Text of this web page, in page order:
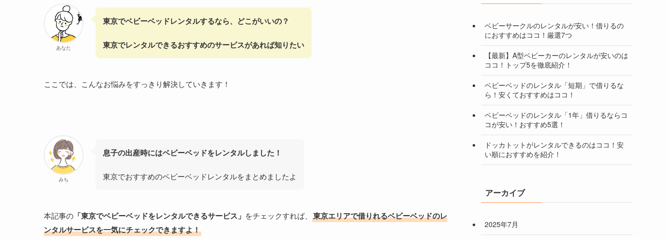
あなた
東京でベビーベッドレンタルするなら、どこがいいの？
東京でレンタルできるおすすめのサービスがあれば知りたい
ここでは、こんなお悩みをすっきり解決していきます！
みち
息子の出産時にはベビーベッドをレンタルしました！
東京でおすすめのベビーベッドレンタルをまとめましたよ
本記事の 「東京でベビーベッドをレンタルできるサービス」 をチェックすれば、 東京エリアで借りれるベビーベッドのレ
ンタルサービスを一気にチェックできますよ！
ベビーサークルのレンタルが安い！借りるの
におすすめはココ！厳選7つ
【最新】A型ベビーカーのレンタルが安いのは
ココ！トップ5を徹底紹介！
ベビーベッドのレンタル「短期」で借りるな
ら！安くておすすめはココ！
ベビーベッドのレンタル「1年」借りるならコ
コが安い！おすすめ5選！
ドッカトットがレンタルできるのはココ！安
い順におすすめを紹介！
アーカイブ
2025年7月